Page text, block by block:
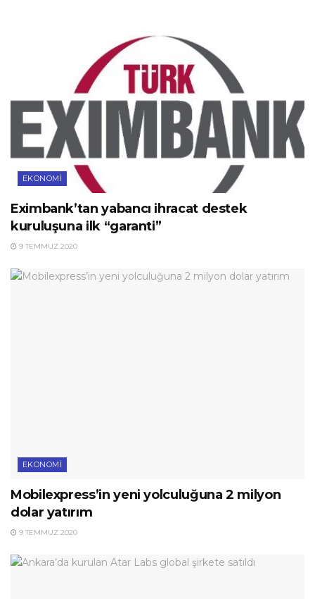
EKONOMI
Eximbank’tan yabancı ihracat destek
kuruluşuna ilk “garanti”
9 TEMMUZ 2020
EKONOMI
Mobilexpress’in yeni yolculuğuna 2 milyon
dolar yatırım
9 TEMMUZ 2020